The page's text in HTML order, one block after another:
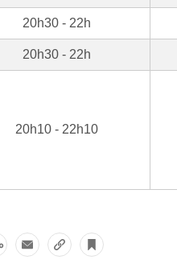
20h30 - 22h
20h30 - 22h
20h10 - 22h10